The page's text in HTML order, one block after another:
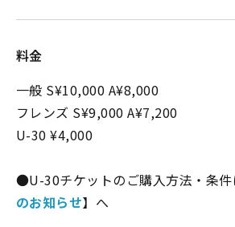
料金
一般 S¥10,000 A¥8,000
フレンズ S¥9,000 A¥7,200
U-30 ¥4,000
●U-30チケットのご購入方法・条件
のお知らせ】へ